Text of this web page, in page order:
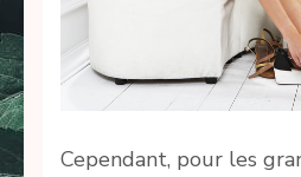
Cependant, pour les